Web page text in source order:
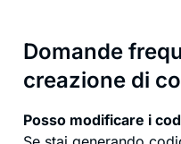
Domande
creazione di
Posso modificare i